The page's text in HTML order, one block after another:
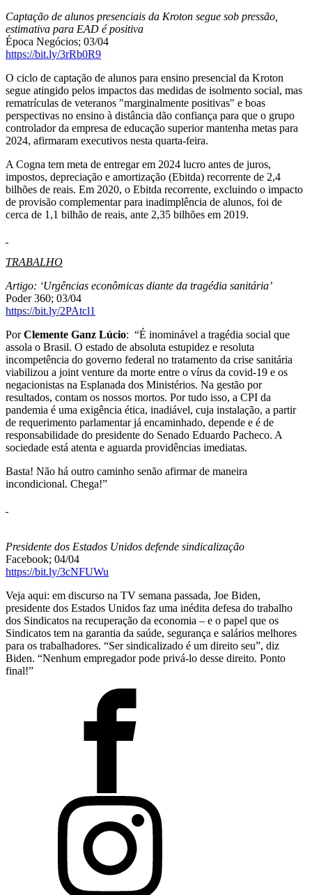
Captação de alunos presenciais da Kroton segue sob pressão,
estimativa para EAD é positiva
Época Negócios; 03/04
https://bit.ly/3rRb0R9
O ciclo de captação de alunos para ensino presencial da Kroton
segue atingido pelos impactos das medidas de isolmento social, mas
rematrículas de veteranos "marginalmente positivas" e boas
perspectivas no ensino à distância dão confiança para que o grupo
controlador da empresa de educação superior mantenha metas para
2024, afirmaram executivos nesta quarta-feira.
A Cogna tem meta de entregar em 2024 lucro antes de juros,
impostos, depreciação e amortização (Ebitda) recorrente de 2,4
bilhões de reais. Em 2020, o Ebitda recorrente, excluindo o impacto
de provisão complementar para inadimplência de alunos, foi de
cerca de 1,1 bilhão de reais, ante 2,35 bilhões em 2019.
TRABALHO
Artigo: ‘Urgências econômicas diante da tragédia sanitária’
Poder 360; 03/04
https://bit.ly/2PAtcl1
PorClemente Ganz Lúcio: “É inominável a tragédia social que
assola o Brasil. O estado de absoluta estupidez e resoluta
incompetência do governo federal no tratamento da crise sanitária
viabilizou a joint venture da morte entre o vírus da covid-19 e os
negacionistas na Esplanada dos Ministérios. Na gestão por
resultados, contam os nossos mortos. Por tudo isso, a CPI da
pandemia é uma exigência ética, inadiável, cuja instalação, a partir
de requerimento parlamentar já encaminhado, depende e é de
responsabilidade do presidente do Senado Eduardo Pacheco. A
sociedade está atenta e aguarda providências imediatas.
Basta! Não há outro caminho senão afirmar de maneira
incondicional. Chega!”
Presidente dos Estados Unidos defende sindicalização
Facebook; 04/04
https://bit.ly/3cNFUWu
Veja aqui: em discurso na TV semana passada, Joe Biden,
presidente dos Estados Unidos faz uma inédita defesa do trabalho
dos Sindicatos na recuperação da economia – e o papel que os
Sindicatos tem na garantia da saúde, segurança e salários melhores
para os trabalhadores. “Ser sindicalizado é um direito seu”, diz
Biden. “Nenhum empregador pode privá-lo desse direito. Ponto
final!”